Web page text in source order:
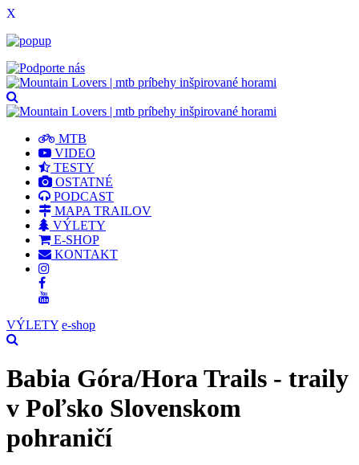
X
MTB
VIDEO
TESTY
OSTATNÉ
PODCAST
MAPA TRAILOV
VÝLETY
E-SHOP
KONTAKT
VÝLETY e-shop
Babia Góra/Hora Trails - traily
v Poľsko Slovenskom
pohraničí